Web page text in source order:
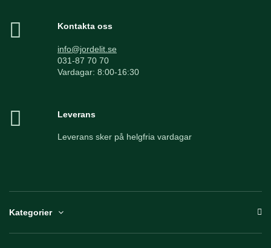
Kontakta oss
info@jordelit.se
031-87 70 70
Vardagar: 8:00-16:30
Leverans
Leverans sker på helgfria vardagar
Kategorier